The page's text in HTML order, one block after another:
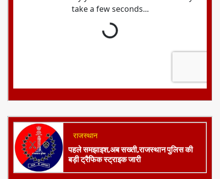
राजस्थान
पहले समझाइश,अब सख्ती,राजस्थान पुलिस की
बड़ी ट्रैफिक स्ट्राइक जारी